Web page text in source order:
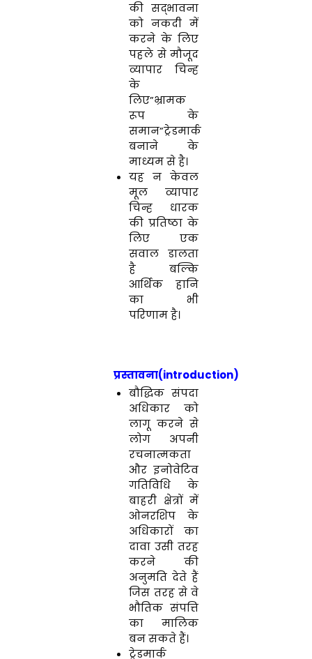
की सद्भावना
को नकदी में
करने के लिए
पहले से मौजूद
व्यापार चिन्ह
के
लिए”भ्रामक
रूप के
समान”ट्रेडमार्क
बनाने के
माध्यम से है।
यह न केवल
मूल व्यापार
चिन्ह धारक
की प्रतिष्ठा के
लिए एक
सवाल डालता
है बल्कि
आर्थिक हानि
का भी
परिणाम है।
प्रस्तावना(introduction)
बौद्धिक संपदा
अधिकार को
लागू करने से
लोग अपनी
रचनात्मकता
और इनोवेटिव
गतिविधि के
बाहरी क्षेत्रों में
ओनरशिप के
अधिकारों का
दावा उसी तरह
करने की
अनुमति देते हैं
जिस तरह से वे
भौतिक संपत्ति
का मालिक
बन सकते हैं।
ट्रेडमार्क